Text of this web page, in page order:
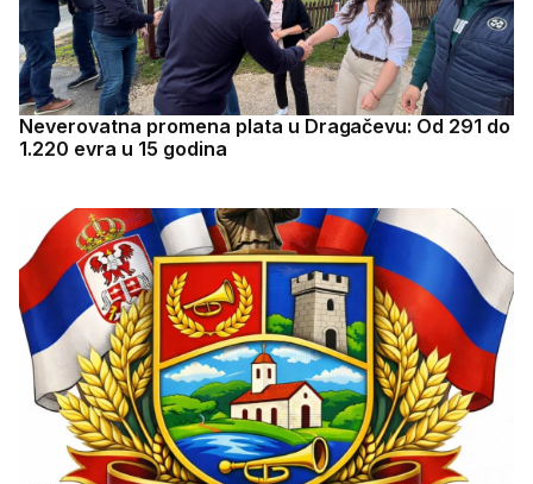
Neverovatna promena plata u Dragačevu: Od 291 do
1.220 evra u 15 godina